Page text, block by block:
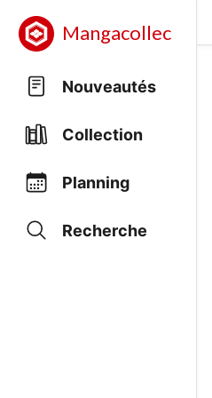
Mangacollec
Nouveautés
Collection
Planning
Recherche